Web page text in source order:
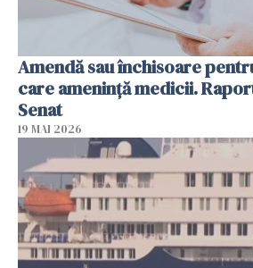
Amendă sau închisoare
care ameninţă medicii.
Senat
19 MAI 2026